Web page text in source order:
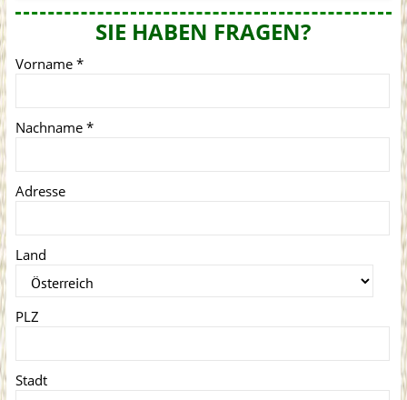
SIE HABEN FRAGEN?
Vorname *
Nachname *
Adresse
Land
PLZ
Stadt